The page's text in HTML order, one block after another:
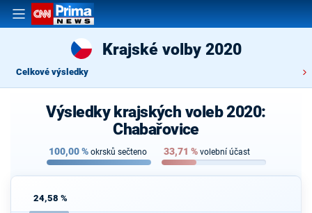
Krajské volby 2020
Celkové výsledky
Výsledky krajských voleb 2020:
Chabařovice
100,00% okrsků sečteno 33,71 % volební účast
24,58 %